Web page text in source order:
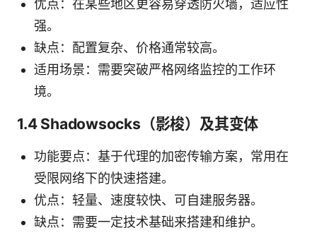
优点：在某些地区更容易穿透防火墙，适应性
强。
缺点：配置复杂、价格通常较高。
适用场景：需要突破严格网络监控的工作环
境。
1.4 Shadowsocks（影梭）及其变体
功能要点：基于代理的加密传输方案，常用在
受限网络下的快速搭建。
优点：轻量、速度较快、可自建服务器。
缺点：需要一定技术基础来搭建和维护。